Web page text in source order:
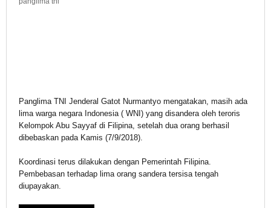
Panglima TNI Jenderal Gatot Nurmantyo mengatakan, masih ada
lima warga negara Indonesia ( WNI) yang disandera oleh teroris
Kelompok Abu Sayyaf di Filipina, setelah dua orang berhasil
dibebaskan pada Kamis (7/9/2018).
Koordinasi terus dilakukan dengan Pemerintah Filipina.
Pembebasan terhadap lima orang sandera tersisa tengah
diupayakan.